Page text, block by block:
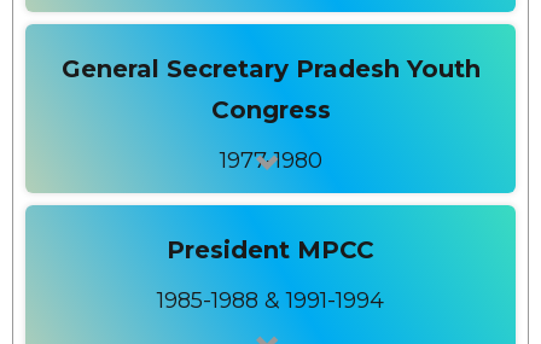
General Secretary Pradesh Youth
Congress
1977-1980
President MPCC
1985-1988 & 1991-1994